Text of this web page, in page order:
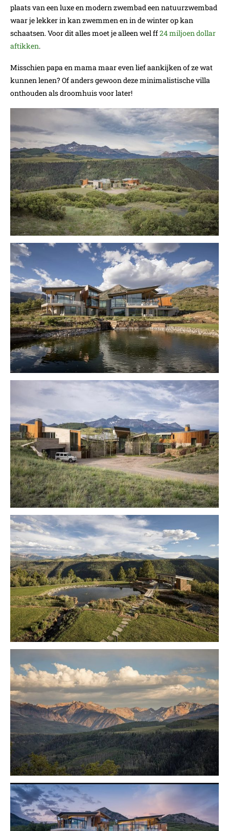
plaats van een luxe en modern zwembad een natuurzwembad
waar je lekker in kan zwemmen en in de winter op kan
schaatsen. Voor dit alles moet je alleen wel ff24 miljoen dollar
aftikken.
Misschien papa en mama maar even lief aankijken of ze wat
kunnen lenen? Of anders gewoon deze minimalistische villa
onthouden als droomhuis voor later!